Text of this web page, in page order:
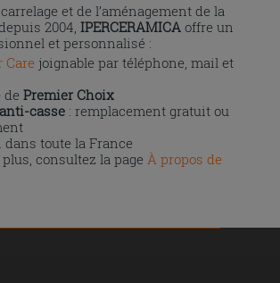
et de l’aménagement de la
2004,IPERCERAMICA offre un
et personnalisé :
Care joignable par téléphone, mail et
dePremier Choix
casse : remplacement gratuit ou
toute la France
consultez la page À propos de